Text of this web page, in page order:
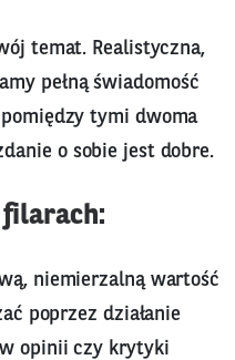
temat. Realistyczna,
pełną świadomość
tymi dwoma
o sobie jest dobre.
filarach:
niemierzalną wartość
poprzez działanie
opinii czy krytyki